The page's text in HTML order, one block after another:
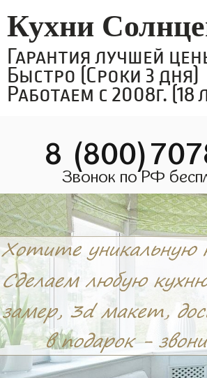
Кухни
Гарантия лучшей
Быстро (Сроки 3 дня)
Работаем с 2008г. (18
8
Звонок по РФ